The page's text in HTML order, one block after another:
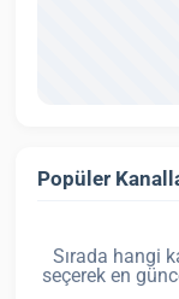
Popüler
Sırada hangi
seçerek en